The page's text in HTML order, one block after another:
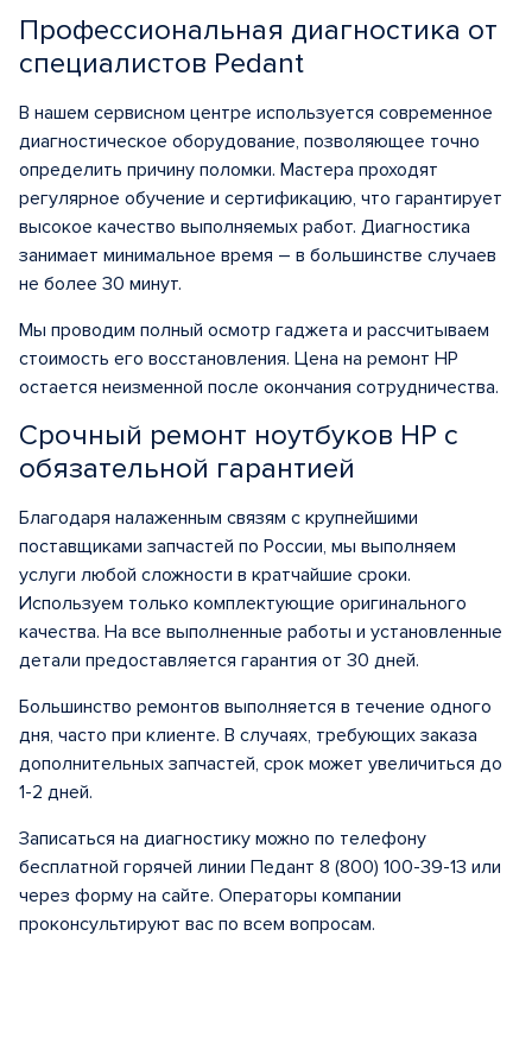
Профессиональная диагностика от
специалистов Pedant
В нашем сервисном центре используется современное
диагностическое оборудование, позволяющее точно
определить причину поломки. Мастера проходят
регулярное обучение и сертификацию, что гарантирует
высокое качество выполняемых работ. Диагностика
занимает минимальное время – в большинстве случаев
не более 30 минут.
Мы проводим полный осмотр гаджета и рассчитываем
стоимость его восстановления. Цена на ремонт HP
остается неизменной после окончания сотрудничества.
Срочный ремонт ноутбуков HP с
обязательной гарантией
Благодаря налаженным связям с крупнейшими
поставщиками запчастей по России, мы выполняем
услуги любой сложности в кратчайшие сроки.
Используем только комплектующие оригинального
качества. На все выполненные работы и установленные
детали предоставляется гарантия от 30 дней.
Большинство ремонтов выполняется в течение одного
дня, часто при клиенте. В случаях, требующих заказа
дополнительных запчастей, срок может увеличиться до
1-2 дней.
Записаться на диагностику можно по телефону
бесплатной горячей линии Педант 8 (800) 100-39-13 или
через форму на сайте. Операторы компании
проконсультируют вас по всем вопросам.